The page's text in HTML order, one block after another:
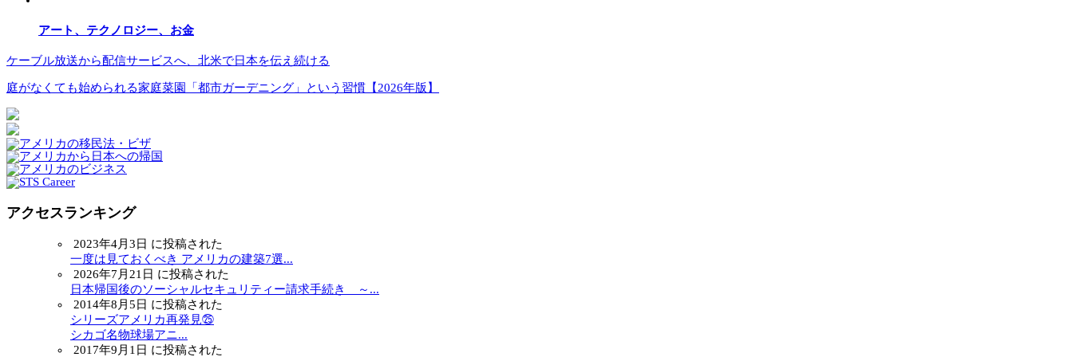
アート、テクノロジー、お金
ケーブル放送から配信サービスへ、北米で日本を伝え続ける
庭がなくても始められる家庭菜園「都市ガーデニング」という習慣【2026年版】
アクセスランキング
2023年4月3日 に投稿された
一度は見ておくべき アメリカの建築7選...
2026年7月21日 に投稿された
日本帰国後のソーシャルセキュリティー請求手続き ～...
2014年8月5日 に投稿された
シリーズアメリカ再発見㉕
シカゴ名物球場アニ...
2017年9月1日 に投稿された